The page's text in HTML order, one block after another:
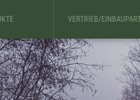
VERTRIEB/